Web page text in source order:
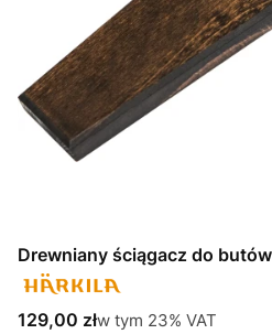
Drewniany ściągacz do
Cena brutto
129,00 złw tym %s VAT
w tym 23% VAT